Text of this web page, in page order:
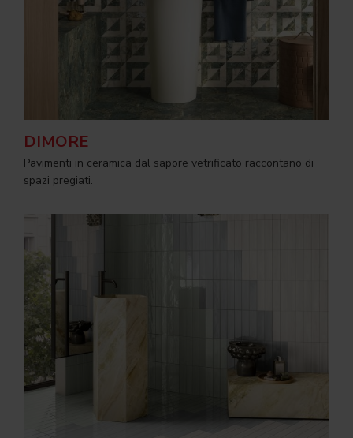
DIMORE
Pavimenti in ceramica dal sapore vetrificato raccontano di
spazi pregiati.